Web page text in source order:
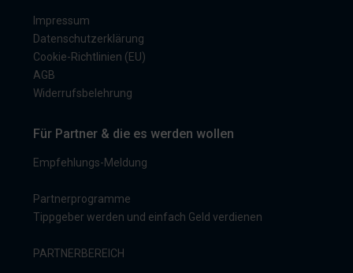
Impressum
Datenschutzerklärung
Cookie-Richtlinien (EU)
AGB
Widerrufsbelehrung
Für Partner & die es werden wollen
Empfehlungs-Meldung
Partnerprogramme
Tippgeber werden und einfach Geld verdienen
PARTNERBEREICH